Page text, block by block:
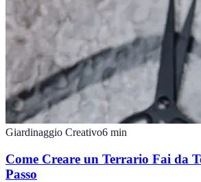
Giardinaggio Creativo6 min
Come Creare un Terrario Fai da
Passo